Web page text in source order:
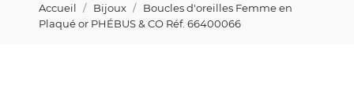
Accueil Bijoux
Boucles d'oreilles Femme en
Plaqué or PHÉBUS & CO Réf. 66400066